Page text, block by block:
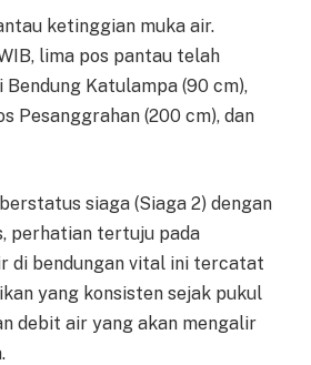
ketinggian muka air.
lima pos pantau telah
Katulampa (90 cm),
Pesanggrahan (200 cm), dan
siaga (Siaga 2) dengan
perhatian tertuju pada
di bendungan vital ini tercatat
yang konsisten sejak pukul
debit air yang akan mengalir